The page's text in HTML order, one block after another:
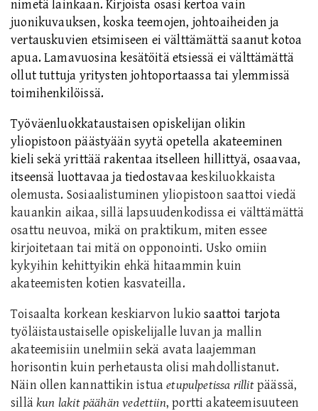
nimetä lainkaan. Kirjoista osasi kertoa vain
juonikuvauksen, koska teemojen, johtoaiheidenja
vertauskuvien etsimiseen ei välttämättä saanut kotoa
apua. Lamavuosina kesätöitä etsiessä ei välttämättä
ollut tuttuja yritysten johtoportaassa tai ylemmissä
toimihenkilöissä.
Työväenluokkataustaisen opiskelijan olikin
yliopistoon päästyään syytä opetella akateeminen
kielisekäyrittää rakentaa itselleen hillittyä, osaavaa,
itseensä luottavaa ja tiedostavaa keskiluokkaista
olemusta. Sosiaalistuminen yliopistoon saattoi viedä
kauankin aikaa, sillä lapsuudenkodissa ei välttämättä
osattu neuvoa, mikä on praktikum, miten essee
kirjoitetaan tai mitä on opponointi. Usko omiin
kykyihin kehittyikin ehkä hitaammin kuin
akateemisten kotien kasvateilla.
Toisaalta korkean keskiarvon lukiosaattoi tarjota
työläistaustaiselle opiskelijalle luvan ja mallin
akateemisiin unelmiin sekä avata laajemman
horisontin kuinperhetausta olisi mahdollistanut.
Näin ollen kannattikinistuaetupulpetissa rillitpäässä,
silläkun lakit päähän vedettiin, portti akateemisuuteen